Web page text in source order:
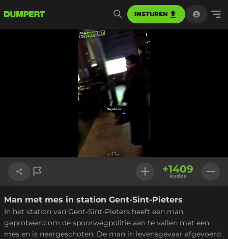
INSTUREN
100.00%
Link kopiëren
+1409
kudos
Man met mes in station Gent-Sint-Pieters
In het station van Gent-Sint-Pieters heeft een man
geprobeerd om de spoorwegpolitie aan te vallen met een
mes en is neergeschoten. De man in levensgevaar afgevoerd